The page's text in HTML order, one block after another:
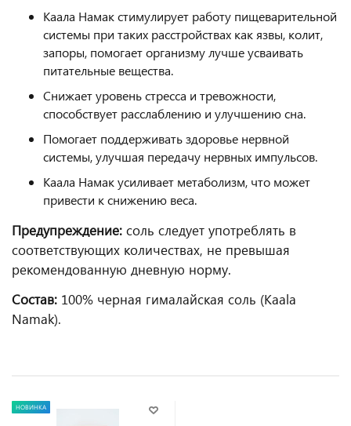
Каала Намак стимулирует работу пищеварительной
системы при таких расстройствах как язвы, колит,
запоры, помогает организму лучше усваивать
питательные вещества.
Снижает уровень стресса и тревожности,
способствует расслаблению и улучшению сна.
Помогает поддерживать здоровье нервной
системы, улучшая передачу нервных импульсов.
Каала Намак усиливает метаболизм, что может
привести к снижению веса.
Предупреждение: соль следует употреблять в
соответствующих количествах, не превышая
рекомендованную дневную норму.
Состав: 100% черная гималайская соль (Kaala
Namak).
НОВИНКА